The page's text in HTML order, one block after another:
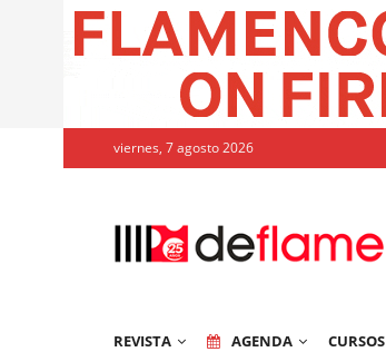
viernes, 7 agosto 2026
REVISTA AGENDA CURSOS